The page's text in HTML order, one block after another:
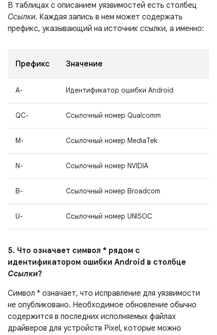
В таблицах с описанием уязвимостей есть столбец
Ссылки. Каждая запись в нем может содержать
префикс, указывающий на источник ссылки, а именно:
Префикс Значение
A- Идентификатор ошибки Android
QC- Ссылочный номер Qualcomm
M- Ссылочный номер MediaTek
N- Ссылочный номер NVIDIA
B- Ссылочный номер Broadcom
U- Ссылочный номер UNISOC
5. Что означает символ * рядом с
идентификатором ошибки Android в столбце
Ссылки?
Символ * означает, что исправление для уязвимости
не опубликовано. Необходимое обновление обычно
содержится в последних исполняемых файлах
драйверов для устройств Pixel, которые можно